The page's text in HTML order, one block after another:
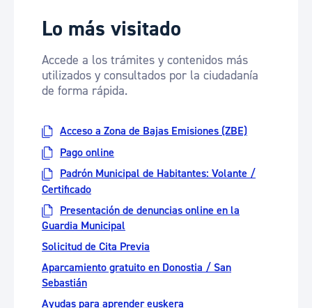
Lo más visitado
Accede a los trámites y contenidos más
utilizados y consultados por la ciudadanía
de forma rápida.
Acceso a Zona de Bajas Emisiones (ZBE)
Pago online
Padrón Municipal de Habitantes: Volante /
Certificado
Presentación de denuncias online en la
Guardia Municipal
Solicitud de Cita Previa
Aparcamiento gratuito en Donostia / San
Sebastián
Ayudas para aprender euskera